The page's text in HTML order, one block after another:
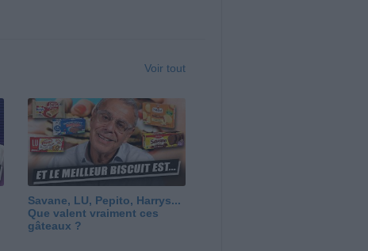
Voir tout
Savane, LU, Pepito, Harrys...
Que valent vraiment ces
gâteaux ?